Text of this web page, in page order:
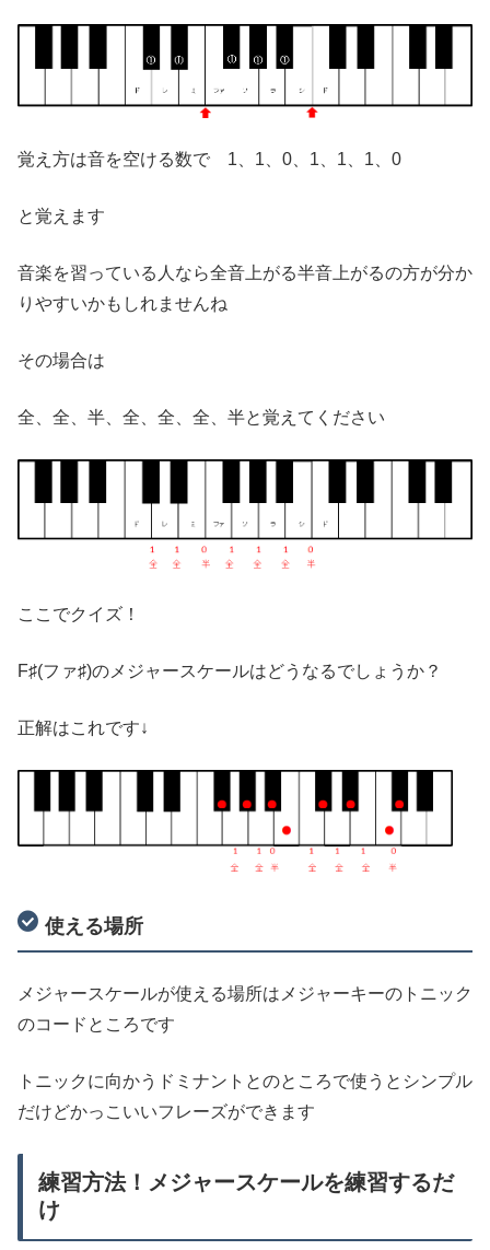
覚え方は音を空ける数で 1、1、0、1、1、1、0
と覚えます
音楽を習っている人なら全音上がる半音上がるの方が分か
りやすいかもしれませんね
その場合は
全、全、半、全、全、全、半と覚えてください
ここでクイズ！
F♯(ファ♯)のメジャースケールはどうなるでしょうか？
正解はこれです↓
使える場所
メジャースケールが使える場所はメジャーキーのトニック
のコードところです
トニックに向かうドミナントとのところで使うとシンプル
だけどかっこいいフレーズができます
練習方法！メジャースケールを練習するだ
け